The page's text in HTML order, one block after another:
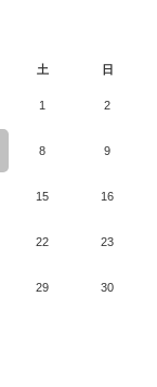
土 日
1 2
8 9
15 16
22 23
29 30